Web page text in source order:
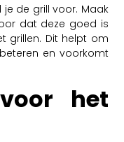
de grill voor. Maak
dat deze goed is
grillen. Dit helpt om
en voorkomt
het